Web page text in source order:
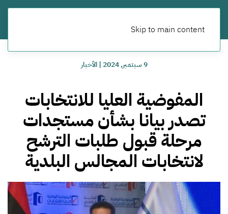
Skip to main content
9 سبتمبر, 2024 |الأخبار
المفوضية العليا للانتخابات
تصدر بيانا بشأن مستجدات
مرحلة قبول طلبات الترشح
لانتخابات المجالس البلدية